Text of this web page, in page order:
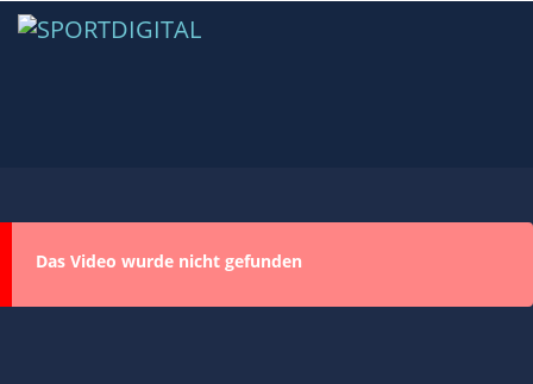
Das Video wurde nicht gefunden